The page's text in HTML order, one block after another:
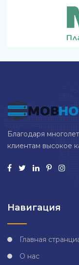
Благодаря
клиентам высокое
Навигация
Главная
О нас